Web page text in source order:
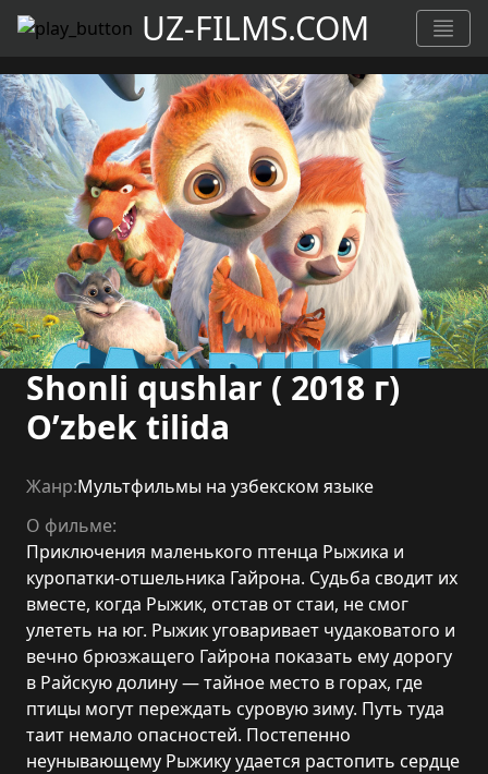
UZ-FILMS.COM
Shonli qushlar ( 2018 г)
O’zbek tilida
Жанр:Мультфильмы на узбекском языке
О фильме:
Приключения маленького птенца Рыжика и
куропатки-отшельника Гайрона. Судьба сводит их
вместе, когда Рыжик, отстав от стаи, не смог
улететь на юг. Рыжик уговаривает чудаковатого и
вечно брюзжащего Гайрона показать ему дорогу
в Райскую долину — тайное место в горах, где
птицы могут переждать суровую зиму. Путь туда
таит немало опасностей. Постепенно
неунывающему Рыжику удается растопить сердце